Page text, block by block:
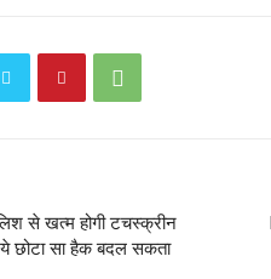
से खत्म होगी टचस्क्रीन
छोटा सा हैक बदल सकता